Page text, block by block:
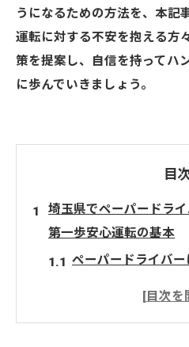
うになるための方法を、本記
運転に対する不安を抱える方
策を提案し、自信を持ってハ
に歩んでいきましょう。
目
埼玉県でペーパードラ
第一歩安心運転の基本
ペーパードライバ